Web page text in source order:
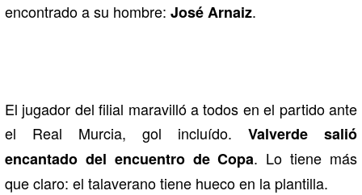
encontrado a su hombre: José Arnaiz.
El jugador del filial maravilló a todos en el partido ante
el Real Murcia, gol incluído. Valverde salió
encantado del encuentro de Copa. Lo tiene más
que claro: el talaverano tiene hueco en la plantilla.